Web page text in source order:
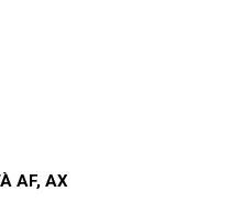
AF, AX